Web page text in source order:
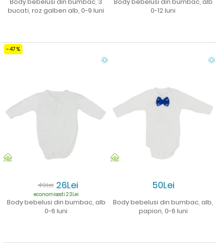
bucati, roz galben alb, 0-9 luni
0-12 luni
-47%
49Lei 26Lei
economisesti 23Lei
Body bebelusi din bumbac, alb
0-6 luni
50Lei
Body bebelusi din bumbac, alb,
papion, 0-6 luni